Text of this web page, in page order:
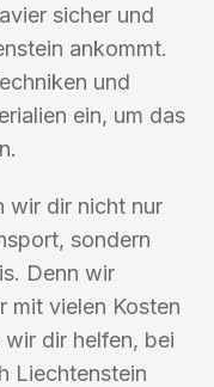
sicher und
ankommt.
und
ein, um das
wir dir nicht nur
sondern
Denn wir
mit vielen Kosten
dir helfen, bei
Liechtenstein